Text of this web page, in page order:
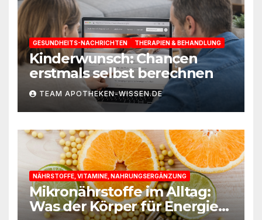
GESUNDHEITS-NACHRICHTEN THERAPIEN & BEHANDLUNG
Kinderwunsch: Chancen
erstmals selbst berechnen
TEAM APOTHEKEN-WISSEN.DE
NÄHRSTOFFE, VITAMINE, NAHRUNGSERGÄNZUNG
Mikronährstoffe im Alltag:
Was der Körper für Energie